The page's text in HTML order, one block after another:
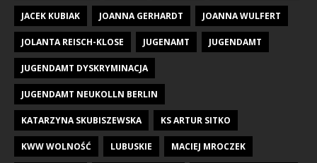
JACEK KUBIAK JOANNA GERHARDT JOANNA WULFERT
JOLANTA REISCH-KLOSE JUGENAMT JUGENDAMT
JUGENDAMT DYSKRYMINACJA
JUGENDAMT NEUKOLLN BERLIN
KATARZYNA SKUBISZEWSKA KS ARTUR SITKO
KWW WOLNOŚĆ LUBUSKIE MACIEJ MROCZEK